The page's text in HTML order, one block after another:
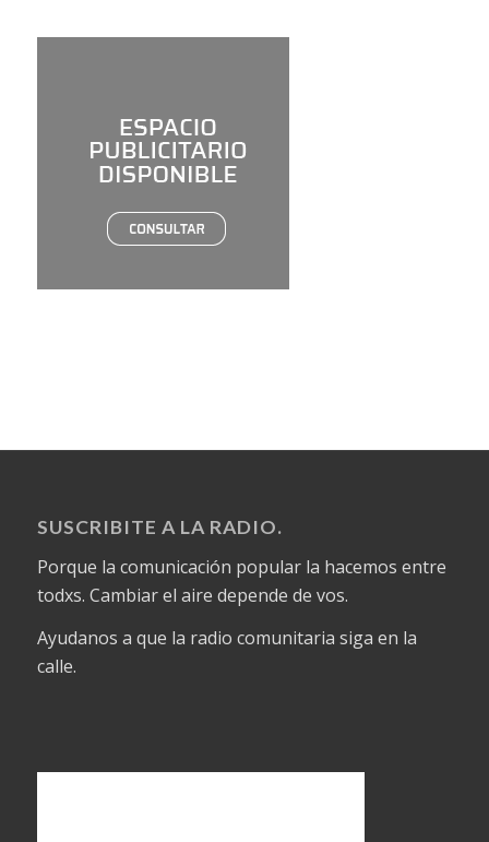
SUSCRIBITE A LA RADIO.
Porque la comunicación popular la hacemos entre
todxs. Cambiar el aire depende de vos.
Ayudanos a que la radio comunitaria siga en la
calle.